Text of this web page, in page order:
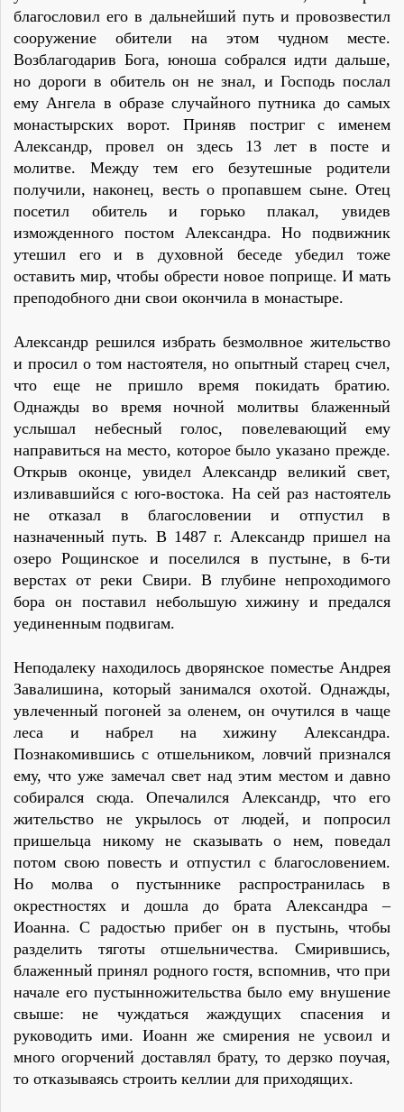
благословил его в дальнейший путь и провозвестил
сооружение обители на этом чудном месте.
Возблагодарив Бога, юноша собрался идти дальше,
но дороги в обитель он не знал, и Господь послал
ему Ангела в образе случайного путника до самых
монастырских ворот. Приняв постриг с именем
Александр, провел он здесь 13 лет в посте и
молитве. Между тем его безутешные родители
получили, наконец, весть о пропавшем сыне. Отец
посетил обитель и горько плакал, увидев
изможденного постом Александра. Но подвижник
утешил его и в духовной беседе убедил тоже
оставить мир, чтобы обрести новое поприще. И мать
преподобного дни свои окончила в монастыре.
Александр решился избрать безмолвное жительство
и просил о том настоятеля, но опытный старец счел,
что еще не пришло время покидать братию.
Однажды во время ночной молитвы блаженный
услышал небесный голос, повелевающий ему
направиться на место, которое было указано прежде.
Открыв оконце, увидел Александр великий свет,
изливавшийся с юго-востока. На сей раз настоятель
не отказал в благословении и отпустил в
назначенный путь. В 1487 г. Александр пришел на
озеро Рощинское и поселился в пустыне, в 6-ти
верстах от реки Свири. В глубине непроходимого
бора он поставил небольшую хижину и предался
уединенным подвигам.
Неподалеку находилось дворянское поместье Андрея
Завалишина, который занимался охотой. Однажды,
увлеченный погоней за оленем, он очутился в чаще
леса и набрел на хижину Александра.
Познакомившись с отшельником, ловчий признался
ему, что уже замечал свет над этим местом и давно
собирался сюда. Опечалился Александр, что его
жительство не укрылось от людей, и попросил
пришельца никому не сказывать о нем, поведал
потом свою повесть и отпустил с благословением.
Но молва о пустыннике распространилась в
окрестностях и дошла до брата Александра –
Иоанна. С радостью прибег он в пустынь, чтобы
разделить тяготы отшельничества. Смирившись,
блаженный принял родного гостя, вспомнив, что при
начале его пустынножительства было ему внушение
свыше: не чуждаться жаждущих спасения и
руководить ими. Иоанн же смирения не усвоил и
много огорчений доставлял брату, то дерзко поучая,
то отказываясь строить келлии для приходящих.